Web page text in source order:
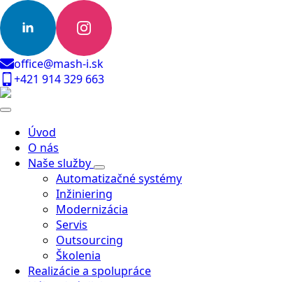
office@mash-i.sk
+421 914 329 663
Úvod
O nás
Naše služby
Automatizačné systémy
Inžiniering
Modernizácia
Servis
Outsourcing
Školenia
Realizácie a spolupráce